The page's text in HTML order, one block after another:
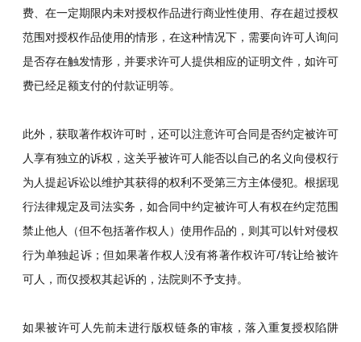
费、在一定期限内未对授权作品进行商业性使用、存在超过授权
范围对授权作品使用的情形，在这种情况下，需要向许可人询问
是否存在触发情形，并要求许可人提供相应的证明文件，如许可
费已经足额支付的付款证明等。
此外，获取著作权许可时，还可以注意许可合同是否约定被许可
人享有独立的诉权，这关乎被许可人能否以自己的名义向侵权行
为人提起诉讼以维护其获得的权利不受第三方主体侵犯。根据现
行法律规定及司法实务，如合同中约定被许可人有权在约定范围
禁止他人（但不包括著作权人）使用作品的，则其可以针对侵权
行为单独起诉；但如果著作权人没有将著作权许可/转让给被许
可人，而仅授权其起诉的，法院则不予支持。
如果被许可人先前未进行版权链条的审核，落入重复授权陷阱